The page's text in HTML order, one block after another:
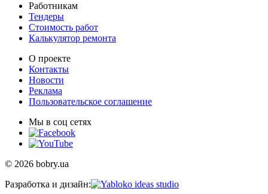
Работникам
Тендеры
Стоимость работ
Калькулятор ремонта
О проекте
Контакты
Новости
Реклама
Пользовательское соглашение
Мы в соц сетях
© 2026 bobry.ua
Разработка и дизайн: